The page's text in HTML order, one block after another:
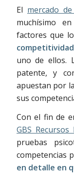
El mercado
muchísimo
factores que
uno de ellos.
patente, y
apuestan por
sus
Con el fin de
GBS Recursos
pruebas
competencias
en detalle en